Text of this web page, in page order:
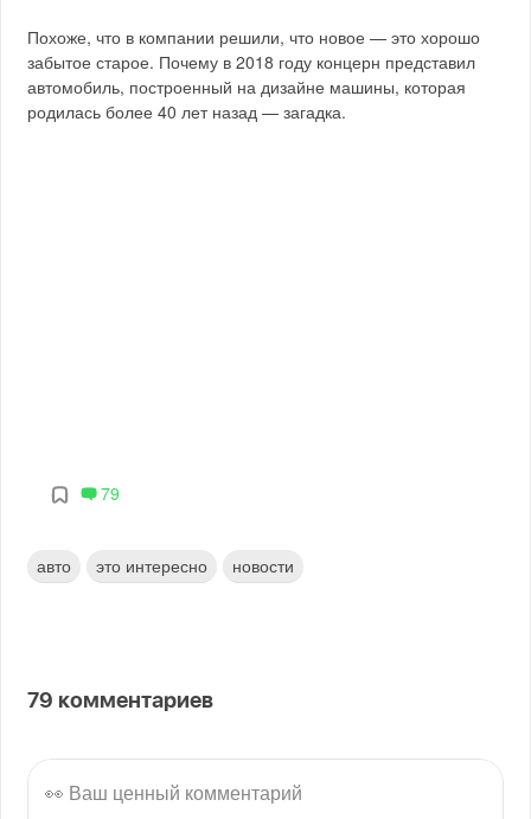
Похоже, что в компании решили, что новое — это хорошо
забытое старое. Почему в 2018 году концерн представил
автомобиль, построенный на дизайне машины, которая
родилась более 40 лет назад — загадка.
79
авто это интересно новости
79 комментариев